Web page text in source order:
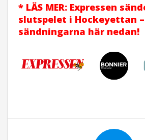
* LÄS MER: Expressen
slutspelet i Hockeyettan
sändningarna här nedan!